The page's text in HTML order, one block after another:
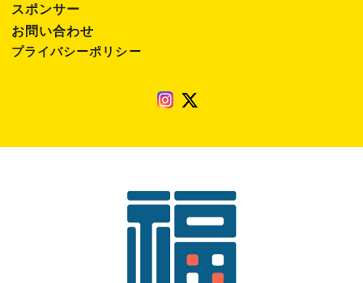
スポンサー
お問い合わせ
プライバシーポリシー